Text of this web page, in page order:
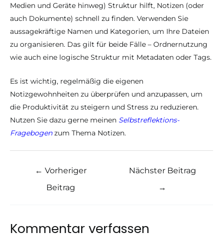
Medien und Geräte hinweg) Struktur hilft, Notizen (oder
auch Dokumente) schnell zu finden. Verwenden Sie
aussagekräftige Namen und Kategorien, um Ihre Dateien
zu organisieren. Das gilt für beide Fälle – Ordnernutzung
wie auch eine logische Struktur mit Metadaten oder Tags.
Es ist wichtig, regelmäßig die eigenen
Notizgewohnheiten zu überprüfen und anzupassen, um
die Produktivität zu steigern und Stress zu reduzieren.
Nutzen Sie dazu gerne meinen Selbstreflektions-
Fragebogenzum Thema Notizen.
← Vorheriger
Beitrag
Nächster Beitrag
→
Kommentar verfassen